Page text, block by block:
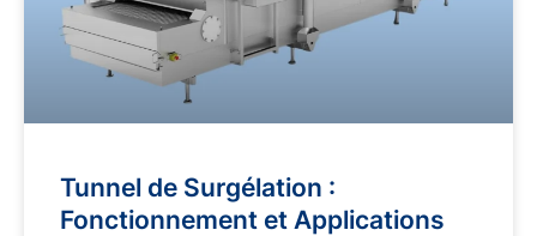
Tunnel de Surgélation :
Fonctionnement et Applications